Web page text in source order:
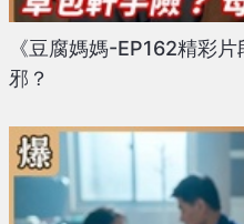
《豆腐媽媽-EP162精彩
邪？